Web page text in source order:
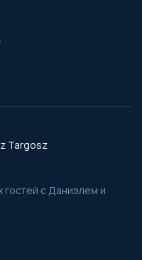
Targosz
гостей с Даниэлем и